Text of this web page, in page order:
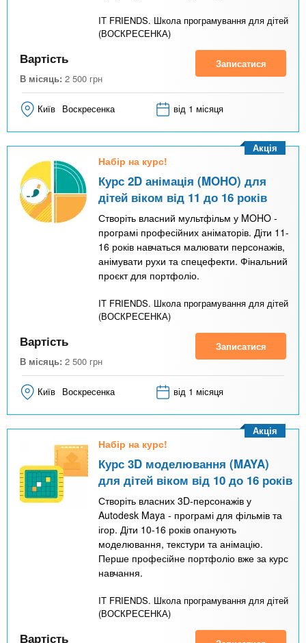
IT FRIENDS. Школа програмування для дітей
(ВОСКРЕСЕНКА)
Вартість
В місяць: 2 500 грн
Записатися
Київ Воскресенка від 1 місяця
Набір на курс!
Курс 2D анімація (MOHO) для
дітей віком від 11 до 16 років
Створіть власний мультфільм у MOHO -
програмі професійних аніматорів. Діти 11-
16 років навчаться малювати персонажів,
анімувати рухи та спецефекти. Фінальний
проєкт для портфоліо.
IT FRIENDS. Школа програмування для дітей
(ВОСКРЕСЕНКА)
Акція
Вартість
В місяць: 2 500 грн
Записатися
Київ Воскресенка від 1 місяця
Набір на курс!
Курс 3D моделювання (MAYA)
для дітей віком від 10 до 16 років
Створіть власних 3D-персонажів у
Autodesk Maya - програмі для фільмів та
ігор. Діти 10-16 років опанують
моделювання, текстури та анімацію.
Перше професійне портфоліо вже за курс
навчання.
IT FRIENDS. Школа програмування для дітей
(ВОСКРЕСЕНКА)
Акція
Вартість